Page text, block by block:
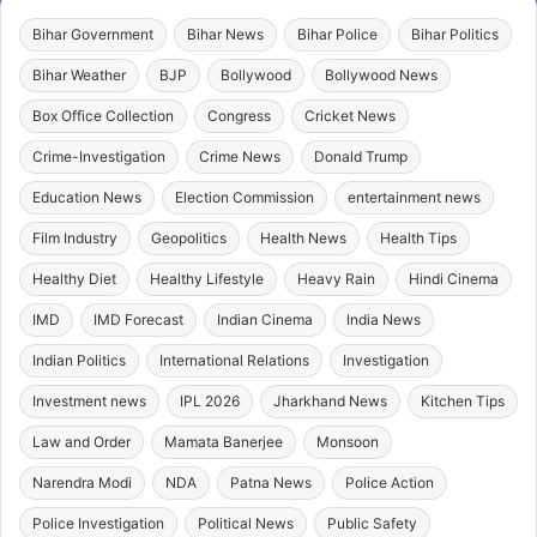
Bihar Government Bihar News Bihar Police Bihar Politics
Bihar Weather BJP Bollywood Bollywood News
Box Office Collection Congress Cricket News
Crime-Investigation Crime News Donald Trump
Education News Election Commission entertainment news
Film Industry Geopolitics Health News Health Tips
Healthy Diet Healthy Lifestyle Heavy Rain Hindi Cinema
IMD IMD Forecast Indian Cinema India News
Indian Politics International Relations Investigation
Investment news IPL 2026 Jharkhand News Kitchen Tips
Law and Order Mamata Banerjee Monsoon
Narendra Modi NDA Patna News Police Action
Police Investigation Political News Public Safety